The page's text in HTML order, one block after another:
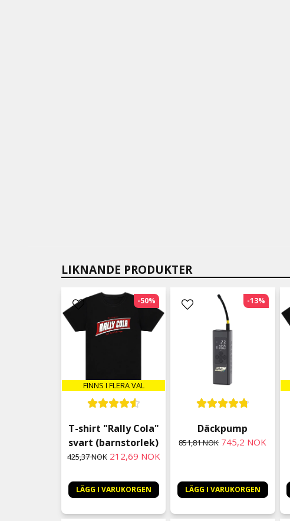
LIKNANDE PRODUKTER
FINNS I FLERA VAL
T-shirt "Rally Cola"
svart (barnstorlek)
425,37 NOK 212,69 NOK
LÄGG I VARUKORGEN
-50%
Däckpump
851,81 NOK 745,2 NOK
LÄGG I VARUKORGEN
-13%